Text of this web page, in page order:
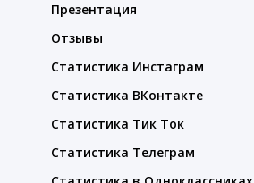
Презентация
Отзывы
Статистика Инстаграм
Статистика ВКонтакте
Статистика Тик Ток
Статистика Телеграм